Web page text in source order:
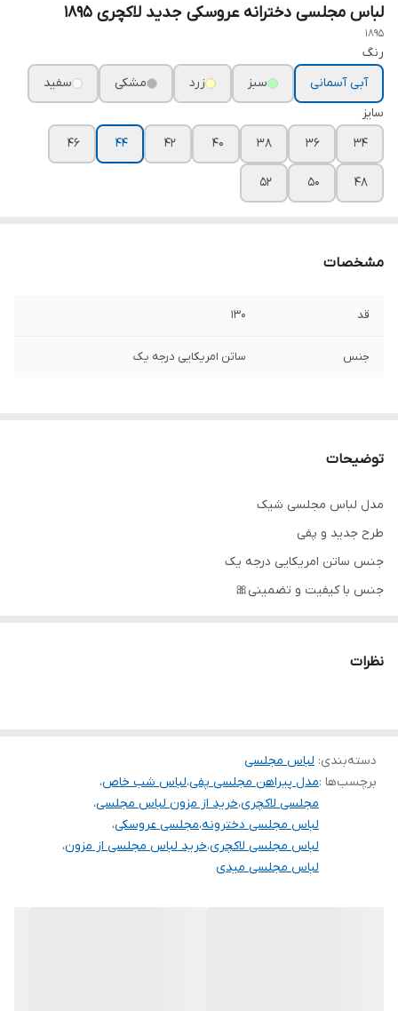
لباس مجلسی دخترانه عروسکی جدید لاکچری ۱۸۹۵
1895
رنگ
آبی آسمانی
سبز زرد مشکی
سفید
سایز
۳۴
۳۶ ۳۸ ۴۰ ۴۲ ۴۴ ۴۶
۴۸ ۵۰ ۵۲
مشخصات
قد ۱۳۰
جنس ساتن امریکایی درجه یک
توضیحات
مدل لباس مجلسی شیک
طرح جدید و پفی
جنس ساتن امریکایی درجه یک
جنس با کیفیت و تضمینی🎀
دوستان عزیز در هنگام انتخاب مدل دقت کنید مشخصات لباس ها زیر
آنها درج شده است چون این سایت امکان مرجوع ندارد و فقط امکان
تعویض سایز دارد.
نظرات
دسته‌بندی: لباس مجلسی
برچسب‌ها :مدل پیراهن مجلسی پفی،لباس شب خاص،
مجلسی لاکچری،خرید از مزون لباس مجلسی،
لباس مجلسی دخترونه،مجلسی عروسکی،
لباس مجلسی لاکچری،خرید لباس مجلسی از مزون،
لباس مجلسی میدی